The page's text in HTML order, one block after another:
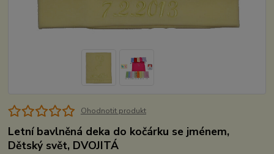
Ohodnotit produkt
Letní bavlněná deka do kočárku se jménem,
Dětský svět, DVOJITÁ